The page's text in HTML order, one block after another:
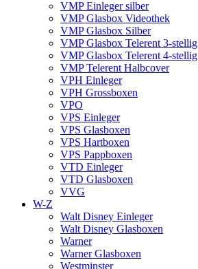
VMP Einleger silber
VMP Glasbox Videothek
VMP Glasbox Silber
VMP Glasbox Telerent 3-stellig
VMP Glasbox Telerent 4-stellig
VMP Telerent Halbcover
VPH Einleger
VPH Grossboxen
VPO
VPS Einleger
VPS Glasboxen
VPS Hartboxen
VPS Pappboxen
VTD Einleger
VTD Glasboxen
VVG
W-Z
Walt Disney Einleger
Walt Disney Glasboxen
Warner
Warner Glasboxen
Westminster